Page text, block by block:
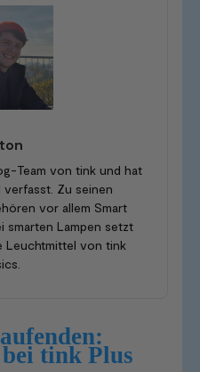
Team von tink und hat
verfasst. Zu seinen
vor allem Smart
smarten Lampen setzt
Leuchtmittel von tink
tink Plus